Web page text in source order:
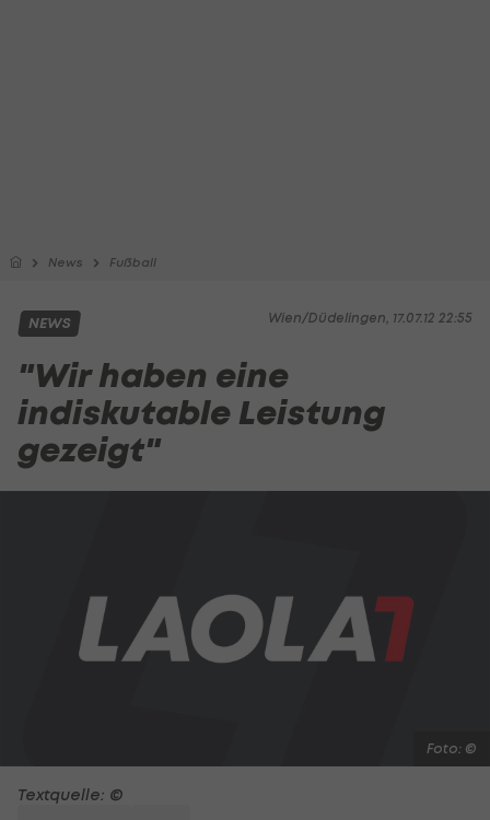
News Fußball
Wien/Düdelingen, 17.07.12 22:55
NEWS
"Wir haben eine
indiskutable Leistung
gezeigt"
Foto: ©
Textquelle: ©